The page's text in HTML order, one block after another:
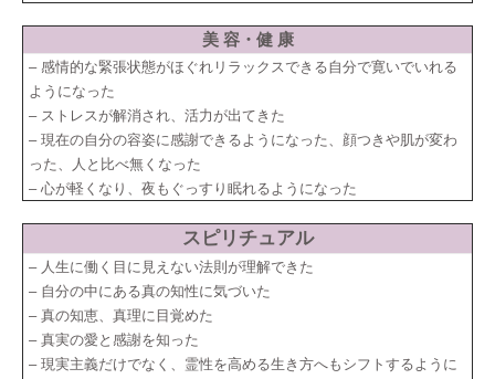
美 容・健 康
– 感情的な緊張状態がほぐれリラックスできる自分で寛いでいれる
ようになった
– ストレスが解消され、活力が出てきた
– 現在の自分の容姿に感謝できるようになった、顔つきや肌が変わ
った、人と比べ無くなった
– 心が軽くなり、夜もぐっすり眠れるようになった
スピリチュアル
– 人生に働く目に見えない法則が理解できた
– 自分の中にある真の知性に気づいた
– 真の知恵、真理に目覚めた
– 真実の愛と感謝を知った
– 現実主義だけでなく、霊性を高める生き方へもシフトするように